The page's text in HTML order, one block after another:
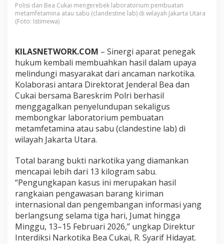
i
B
k
a
r
C
l
a
n
d
e
s
t
n
e
L
a
b
a
b
u
J
Polisi dan Bea Cukai mengerebek laboratorium pembuatan
metamfetamina atau sabu (clandestine lab) di wilayah Jakarta Utara
(Foto: Istimewa)
KILASNETWORK.COM – Sinergi aparat penegak
hukum kembali membuahkan hasil dalam upaya
melindungi masyarakat dari ancaman narkotika.
Kolaborasi antara Direktorat Jenderal Bea dan
Cukai bersama Bareskrim Polri berhasil
menggagalkan penyelundupan sekaligus
membongkar laboratorium pembuatan
metamfetamina atau sabu (clandestine lab) di
wilayah Jakarta Utara.
Total barang bukti narkotika yang diamankan
mencapai lebih dari 13 kilogram sabu.
“Pengungkapan kasus ini merupakan hasil
rangkaian pengawasan barang kiriman
internasional dan pengembangan informasi yang
berlangsung selama tiga hari, Jumat hingga
Minggu, 13–15 Februari 2026,” ungkap Direktur
Interdiksi Narkotika Bea Cukai, R. Syarif Hidayat.